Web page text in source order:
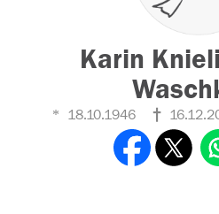
Karin
18.10.1946